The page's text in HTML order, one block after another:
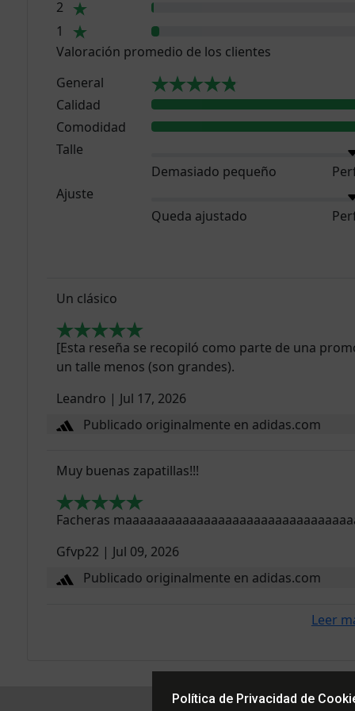
2
1
Valoración promedio de los clientes
General
Calidad
Comodidad
Talle
Demasiado pequeño
Ajuste
Queda ajustado
Un clásico
[Esta reseña se recopiló como parte de una
un talle menos (son grandes).
Leandro | Jul 17, 2026
Publicado originalmente en adidas.com
Muy buenas zapatillas!!!
Facheras
Gfvp22 | Jul 09, 2026
Publicado originalmente en adidas.com
Leer
Política de Privacidad de